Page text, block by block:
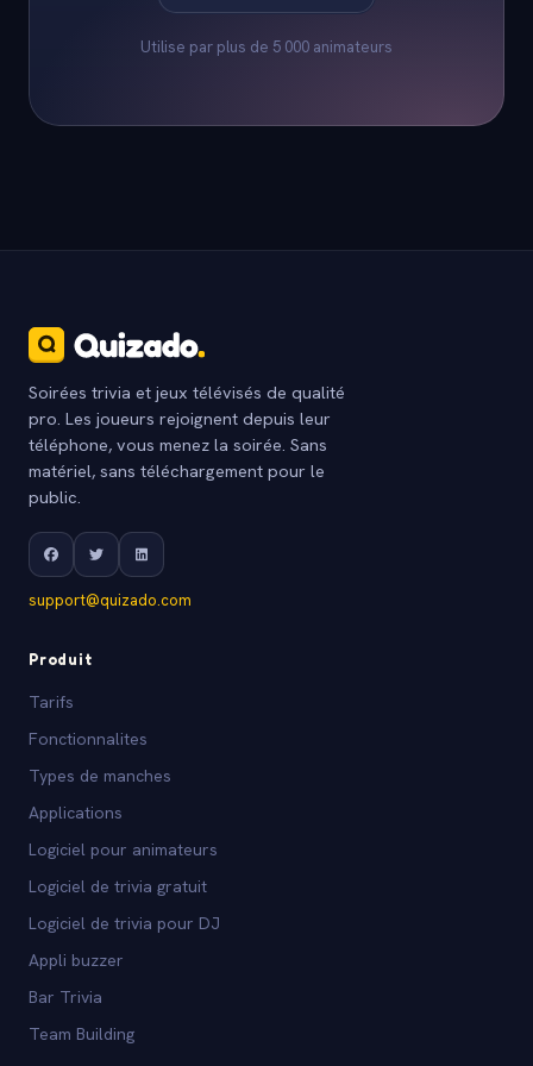
Utilise par plus de 5 000 animateurs
Soirées trivia et jeux télévisés de qualité
pro. Les joueurs rejoignent depuis leur
téléphone, vous menez la soirée. Sans
matériel, sans téléchargement pour le
public.
support@quizado.com
Produit
Tarifs
Fonctionnalites
Types de manches
Applications
Logiciel pour animateurs
Logiciel de trivia gratuit
Logiciel de trivia pour DJ
Appli buzzer
Bar Trivia
Team Building